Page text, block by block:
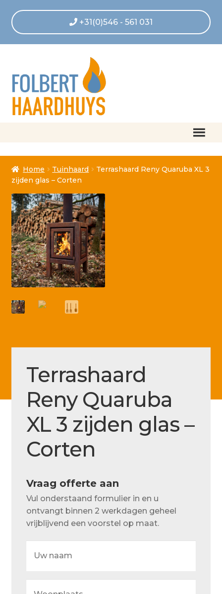
+31(0)546 - 561 031
Afrekenen
Algemene voorwaarden
Betaling geannuleerd
Betaling voltooid
Blog
Contact
FAQ
Klantenservice
Betaalmethode
Over ons
Privacy
Retouren – Geschillen – Garantie
Home Tuinhaard
Terrashaard Reny Quaruba XL 3
zijden glas – Corten
Terrashaard
Reny Quaruba
XL 3 zijden glas –
Corten
Vraag offerte aan
Vul onderstaand formulier in en u
ontvangt binnen 2 werkdagen geheel
vrijblijvend een voorstel op maat.
naam